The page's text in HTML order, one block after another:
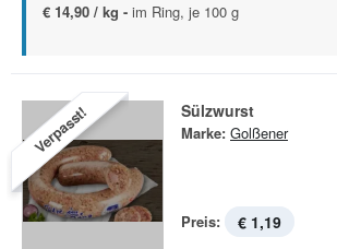
€ 14,90 / kg - im Ring, je 100 g
Verpasst! Sülzwurst
Marke: Golßener
Preis: € 1,19